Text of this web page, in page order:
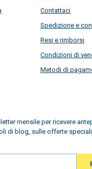
Contattaci
Spedizione e
Resi e rimborsi
Condizioni di
Metodi di
mensile per ricevere
di blog, sulle offerte